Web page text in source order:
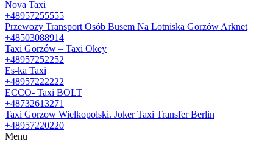
Nova Taxi
+48957255555
Przewozy Transport Osób Busem Na Lotniska Gorzów Arknet
+48503088914
Taxi Gorzów – Taxi Okey
+48957252252
Es-ka Taxi
+48957222222
ECCO- Taxi BOLT
+48732613271
Taxi Gorzow Wielkopolski. Joker Taxi Transfer Berlin
+48957220220
Menu